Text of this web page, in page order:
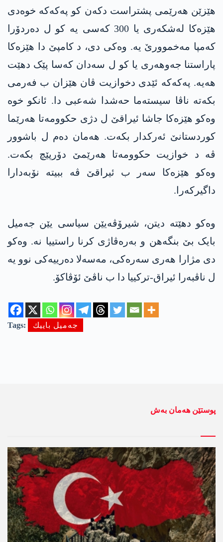
ھێزێن ھەرێمی پشتراست دکەن کو پەکەکە خوەدی
ھێزەکا لەشکەری یا 300 کەسی یە کو ل دەردۆرا
کەمپا مەخموورێ یە. وەکی دی، د کامپێ دا ھێزەکا
پاراستنا جەوھەری یا کو ل سەدان کەسا پێک دھێت
ھەیە. پەکەکە ئێدی دخوازیت ڤان ھێزان ب فەرمی
بکەتە ناڤا سیستەما حەشدا شەعبی دا. ئانکو خوە
وەکو ھێزەکا جاشا ئیراقێ ل دژی حکوومەتا ھەرێما
کوردستانێ ئەرکدار بکەت. ھەمان دەم ل باشوور
ڤە د خوازیت حکوومەتا ھەرێمێ دۆرپێچ بکەت.
وەکو ھێزەکا سەر ب ئیراقێ ڤە ببیتە نۆبەدارا
داگیرکەرا.
وەکو دهێتە دیتن، شیرۆڤەیێن سیاسی یێن جەمیل
بایک بێ بنگەھن و بەرەڤاژی کرنا راستییا نە. وەکو
دی مژارا ھەری سەرەکی، مەسەلا دەرییەکی نوو یە
ل ناڤبەرا ئیراق-ترکییا دا ب ناڤێ ئۆڤاکۆ.
Tags: جه‌میل باییك
پوستێن ھەمان بەش